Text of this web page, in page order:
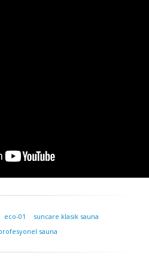
eco-01
suncare klasik sauna
sauna